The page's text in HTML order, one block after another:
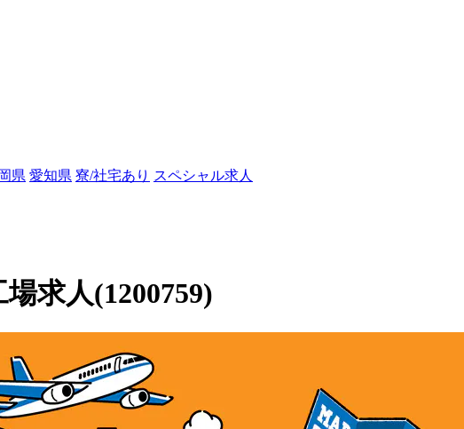
県 愛知県 寮/社宅あり スペシャル求人
求人(1200759)